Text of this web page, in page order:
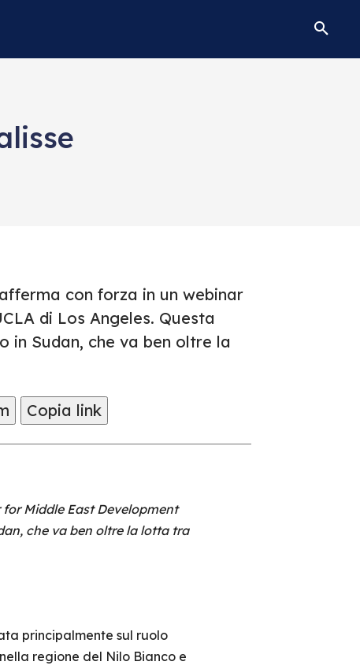
con forza in un webinar
di Los Angeles. Questa
in Sudan, che va ben oltre la
Copia link
Middle East Development
che va ben oltre la lotta tra
principalmente sul ruolo
regione del Nilo Bianco e